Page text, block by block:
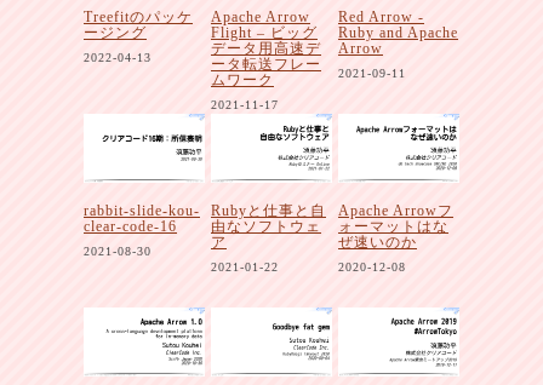
Treefitのパッケ
ージング
2022-04-13
Apache Arrow
Flight – ビッグ
データ用高速デ
ータ転送フレー
ムワーク
2021-11-17
Red Arrow -
Ruby and Apache
Arrow
2021-09-11
rabbit-slide-kou-
clear-code-16
2021-08-30
Rubyと仕事と自
由なソフトウェ
ア
2021-01-22
Apache Arrowフ
ォーマットはな
ぜ速いのか
2020-12-08